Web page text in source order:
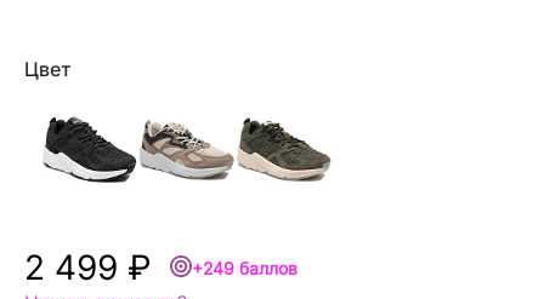
Цвет
2 499 ₽ +249 баллов